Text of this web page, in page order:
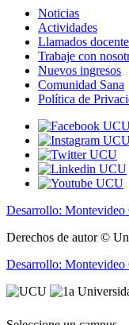
Noticias
Actividades
Llamados
Trabaje con
Nuevos ingresos
Comunidad Sana
Política de
Desarrollo:
Derechos de autor ©
Desarrollo: